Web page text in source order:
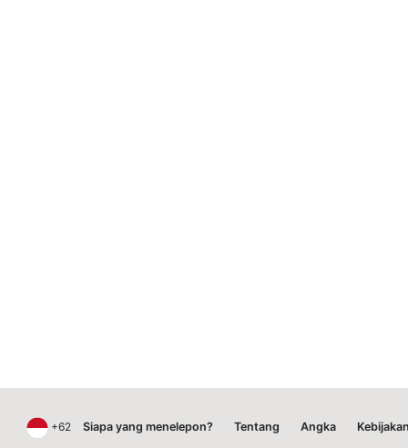
+62 Siapa yang menelepon? Tentang Angka